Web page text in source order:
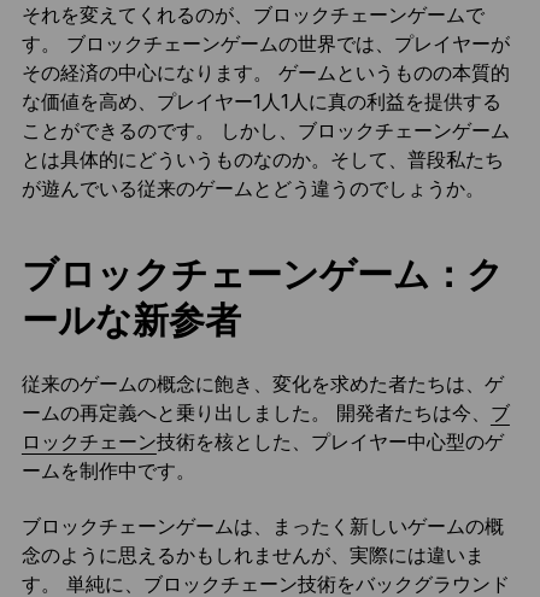
それを変えてくれるのが、ブロックチェーンゲームで
す。 ブロックチェーンゲームの世界では、プレイヤーが
その経済の中心になります。 ゲームというものの本質的
な価値を高め、プレイヤー1人1人に真の利益を提供する
ことができるのです。 しかし、ブロックチェーンゲーム
とは具体的にどういうものなのか。そして、普段私たち
が遊んでいる従来のゲームとどう違うのでしょうか。
ブロックチェーンゲーム：ク
ールな新参者
従来のゲームの概念に飽き、変化を求めた者たちは、ゲ
ームの再定義へと乗り出しました。 開発者たちは今、 ブ
ロックチェーン技術を核とした、プレイヤー中心型のゲ
ームを制作中です。
ブロックチェーンゲームは、まったく新しいゲームの概
念のように思えるかもしれませんが、実際には違いま
す。 単純に、ブロックチェーン技術をバックグラウンド